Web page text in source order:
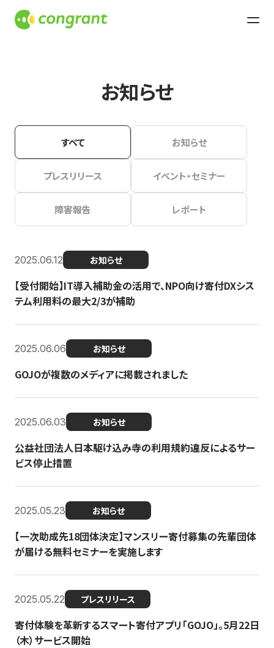
お知らせ
すべて お知らせ
プレスリリース イベント・セミナー
障害報告 レポート
2025.06.12 お知らせ
【受付開始】IT導入補助金の活用で、NPO向け寄付DXシス
テム利用料の最大2/3が補助
2025.06.06 お知らせ
GOJOが複数のメディアに掲載されました
2025.06.03 お知らせ
公益社団法人日本駆け込み寺の利用規約違反によるサー
ビス停止措置
2025.05.23 お知らせ
【一次助成先18団体決定】マンスリー寄付募集の先輩団体
が届ける無料セミナーを実施します
2025.05.22 プレスリリース
寄付体験を革新するスマート寄付アプリ「GOJO」。5月22日
（木）サービス開始